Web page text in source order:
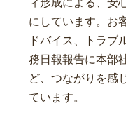
にしています。お
ドバイス、トラブ
務日報報告に本部
ど、つながりを感
ています。